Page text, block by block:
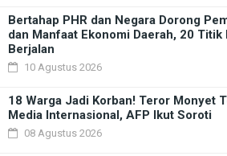
Bertahap PHR dan Negara Dorong
dan Manfaat Ekonomi Daerah, 20 Titik
Berjalan
10 Agustus 2026
18 Warga Jadi Korban! Teror Monyet
Media Internasional, AFP Ikut Soroti
08 Agustus 2026